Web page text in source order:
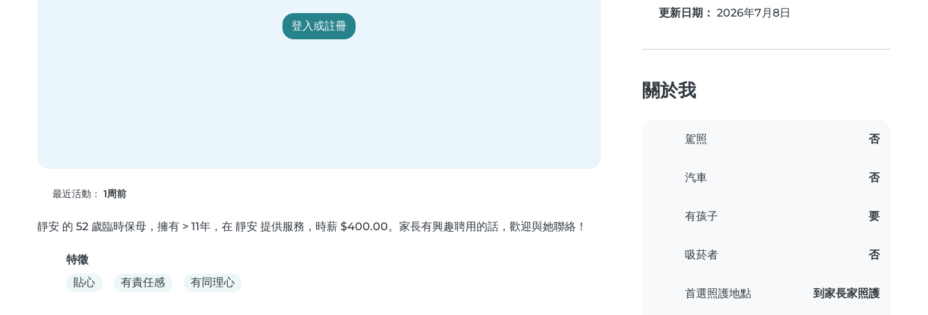
登入或註冊
最近活動： 1周前
靜安 的 52 歲臨時保母，擁有 > 11年，在 靜安 提供服務，時薪 $400.00。家長有興趣聘用的話，歡迎與她聯絡！
特徵
貼心
有責任感 有同理心
更新日期： 2026年7月8日
關於我
駕照 否
汽車 否
有孩子 要
吸菸者 否
首選照護地點 到家長家照護